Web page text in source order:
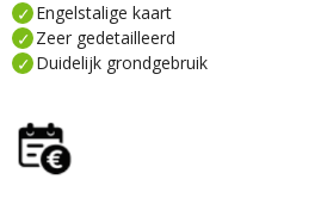
Engelstalige kaart
Zeer gedetailleerd
Duidelijk grondgebruik